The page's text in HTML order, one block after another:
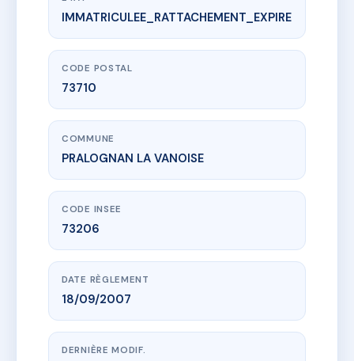
www.vme.plus/AB9746421
CHALETS DE NAPREMONT
201 r des grands pres73710 PRALOGNAN LA VANOISE
IMMATRICULEE_RATTACHEMENT_EXPIRE
CODE POSTAL
73710
COMMUNE
PRALOGNAN LA VANOISE
CODE INSEE
73206
DATE RÈGLEMENT
18/09/2007
DERNIÈRE MODIF.